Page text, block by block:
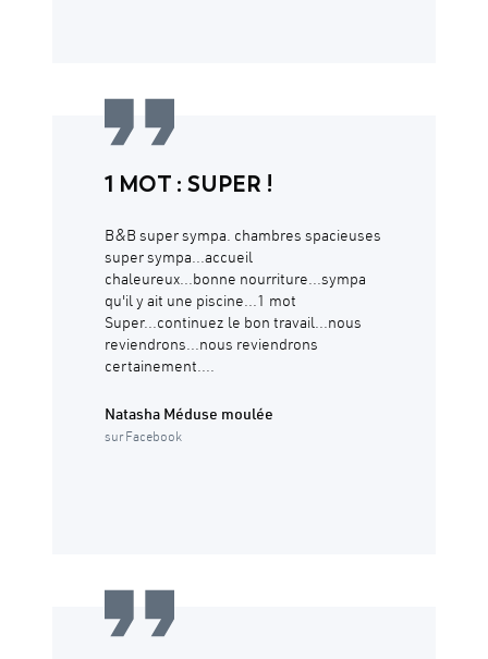
1 MOT : SUPER !
B&B super sympa. chambres spacieuses
super sympa...accueil
chaleureux...bonne nourriture...sympa
qu'il y ait une piscine...1 mot
Super...continuez le bon travail...nous
reviendrons...nous reviendrons
certainement....
Natasha Méduse moulée
sur Facebook